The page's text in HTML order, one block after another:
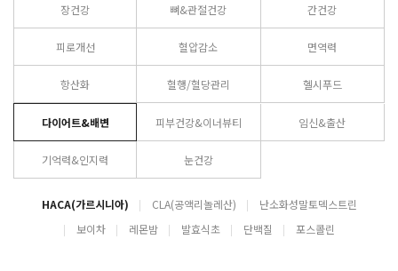
장건강 뼈&관절건강 간건강
피로개선 혈압감소 면역력
항산화 혈행/혈당관리 헬시푸드
다이어트&배변 피부건강&이너뷰티 임신&출산
기억력&인지력 눈건강
HACA(가르시니아) CLA(공액리놀레산)
난소화성말토덱스트린
보이차
레몬밤 발효식초 단백질 포스콜린